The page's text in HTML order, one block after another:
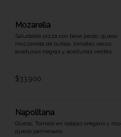
Mozarella
Saludable pizza con base pesto, queso
mozzarella de búfala, tomates secos,
aceitunas negras y aceitunas verdes.
$33.900
Napolitana
Queso, Tomate en rodajas orégano y rico
queso parmesano.